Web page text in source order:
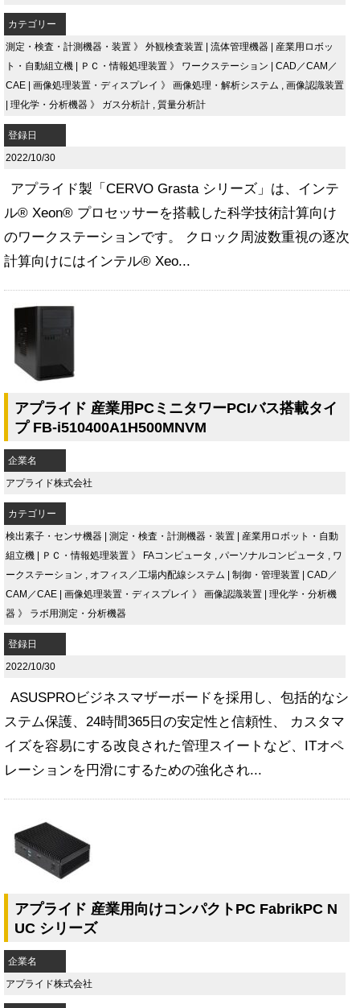
カテゴリー
測定・検査・計測機器・装置 》 外観検査装置 流体管理機器
産業用ロボッ
ト・自動組立機
ＰＣ・情報処理装置 》 ワークステーション
CAD／CAM／
CAE
画像処理装置・ディスプレイ 》 画像処理・解析システム , 画像認識装置
理化学・分析機器 》 ガス分析計 , 質量分析計
登録日
2022/10/30
アプライド製「CERVO Grasta シリーズ」は、インテ
ル® Xeon® プロセッサーを搭載した科学技術計算向け
のワークステーションです。 クロック周波数重視の逐次
計算向けにはインテル® Xeo...
アプライド 産業用PCミニタワーPCIバス搭載タイ
プ FB-i510400A1H500MNVM
企業名
アプライド株式会社
カテゴリー
検出素子・センサ機器
測定・検査・計測機器・装置
産業用ロボット・自動
組立機
ＰＣ・情報処理装置 》 FAコンピュータ , パーソナルコンピュータ , ワ
ークステーション , オフィス／工場内配線システム 制御・管理装置
CAD／
CAM／CAE
画像処理装置・ディスプレイ 》 画像認識装置
理化学・分析機
器 》 ラボ用測定・分析機器
登録日
2022/10/30
ASUSPROビジネスマザーボードを採用し、包括的なシ
ステム保護、24時間365日の安定性と信頼性、 カスタマ
イズを容易にする改良された管理スイートなど、ITオペ
レーションを円滑にするための強化され...
アプライド 産業用向けコンパクトPC FabrikPC N
UC シリーズ
企業名
アプライド株式会社